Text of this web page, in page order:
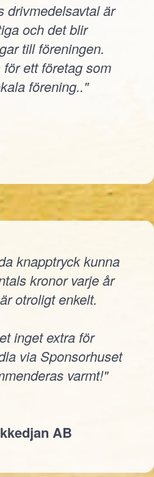
drivmedelsavtal är
och det blir
till föreningen.
ett företag som
förening.."
knapptryck kunna
kronor varje år
otroligt enkelt.
inget extra för
via Sponsorhuset
varmt!"
AB